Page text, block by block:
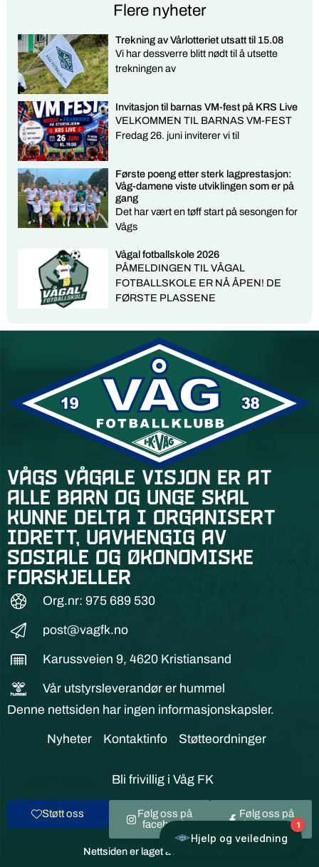
Flere nyheter
Trekning av Vårlotteriet utsatt til 15.08
Vi har dessverre blitt nødt til å utsette
trekningen av
Invitasjon til barnas VM-fest på KRS Live
VELKOMMEN TIL BARNAS VM-FEST
Fredag 26. juni inviterer vi til
Første poeng etter sterk lagprestasjon:
Våg-damene viste utviklingen som er på
gang
Det har vært en tøff start på sesongen for
Vågs
Vågal fotballskole 2026
PÅMELDINGEN TIL VÅGAL
FOTBALLSKOLE ER NÅ ÅPEN! DE
FØRSTE PLASSENE
Vågs vågale visjon er at
alle barn og unge skal
kunne delta i organisert
idrett, uavhengig av
sosiale og økonomiske
forskjeller
Org.nr: 975 689 530
post@vagfk.no
Karussveien 9, 4620 Kristiansand
Vår utstyrsleverandør er hummel
Denne nettsiden har ingen informasjonskapsler.
Nyheter Kontaktinfo Støtteordninger
Bli frivillig i Våg FK
Støtt oss
Følg oss på
facebook
Følg oss på
instagram
Nettsiden er laget av Frameworks